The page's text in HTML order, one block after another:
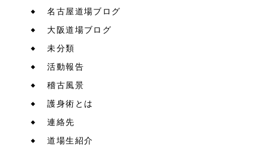
名古屋道場ブログ
大阪道場ブログ
未分類
活動報告
稽古風景
護身術とは
連絡先
道場生紹介